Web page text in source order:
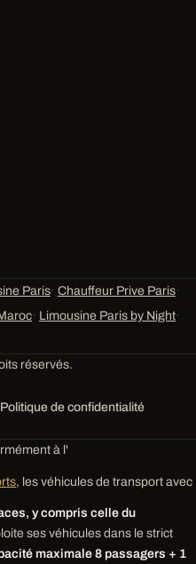
Paris· Chauffeur Prive Paris·
· Limousine Paris by Night·
réservés.
Politique de confidentialité
à l'
, les véhicules de transport avec
y compris celle du
ses véhicules dans le strict
maximale 8 passagers + 1